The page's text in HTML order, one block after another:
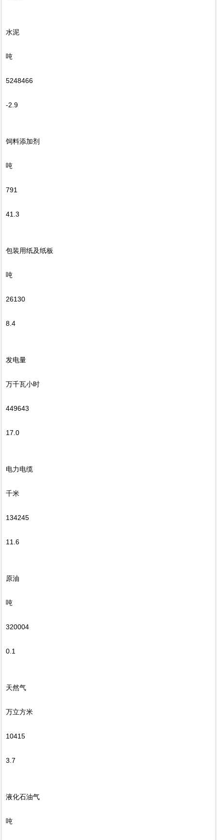
水泥
吨
5248466
-2.9
饲料添加剂
吨
791
41.3
包装用纸及纸板
吨
26130
8.4
发电量
万千瓦小时
449643
17.0
电力电缆
千米
134245
11.6
原油
吨
320004
0.1
天然气
万立方米
10415
3.7
液化石油气
吨